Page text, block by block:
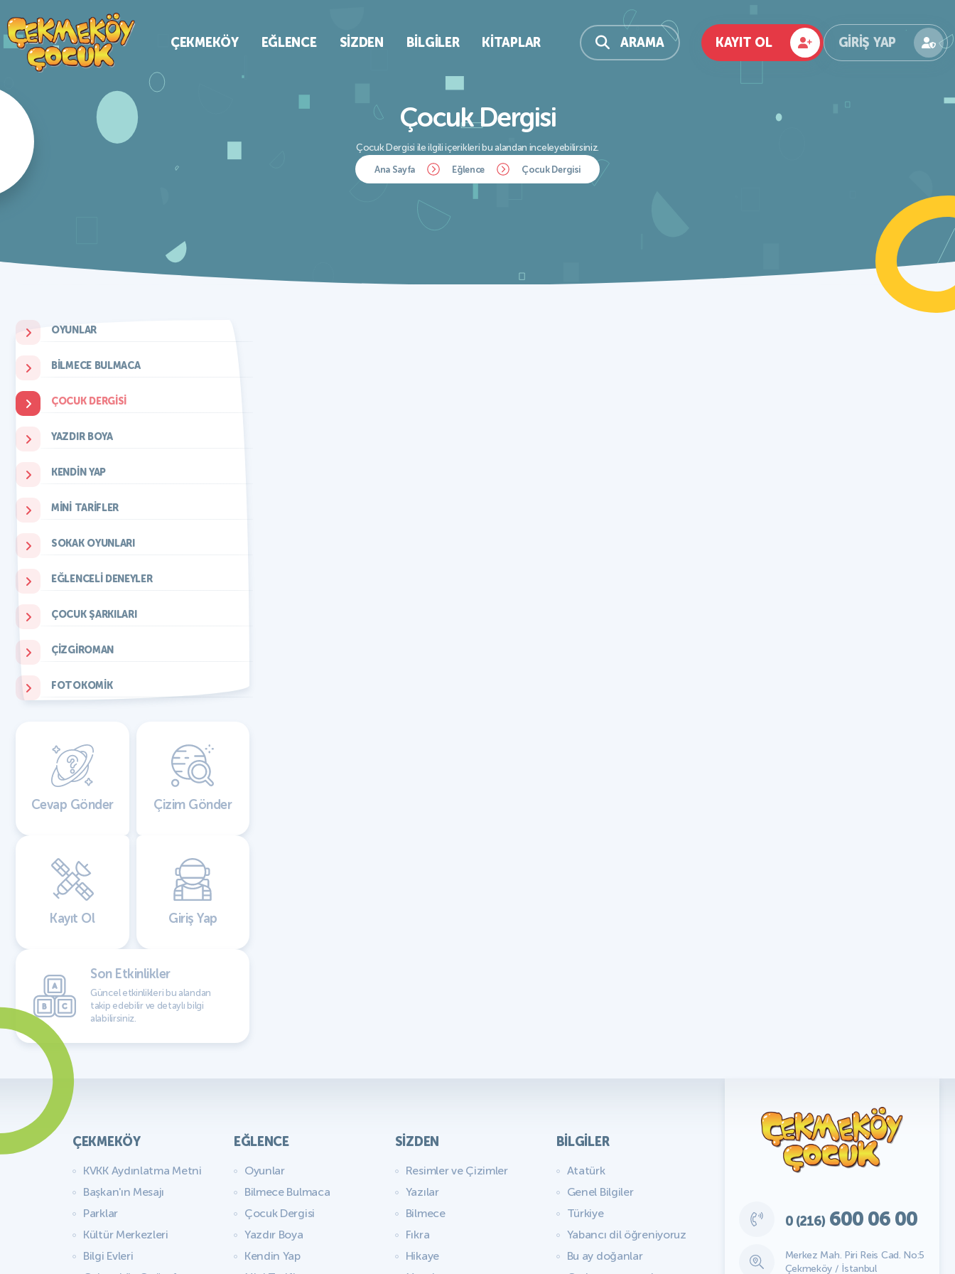
ÇEKMEKÖY EĞLENCE SIZDEN BILGILER KITAPLAR ARAMA KAYIT OL GIRIŞ YAP
Çocuk Dergisi
Çocuk Dergisi ile ilgili içerikleri bu alandan inceleyebilirsiniz.
Ana Sayfa Eğlence Çocuk Dergisi
OYUNLAR
BILMECE BULMACA
ÇOCUK DERGISI
YAZDIR BOYA
KENDIN YAP
MINI TARIFLER
SOKAK OYUNLARI
EĞLENCELI DENEYLER
ÇOCUK ŞARKILARI
ÇIZGIROMAN
FOTOKOMIK
Cevap Gönder Çizim Gönder
Kayıt Ol Giriş Yap
Son Etkinlikler
Güncel etkinlikleri bu alandan
takip edebilir ve detaylı bilgi
alabilirsiniz.
ÇEKMEKÖY
KVKK Aydınlatma Metni
Başkan'ın Mesajı
Parklar
Kültür Merkezleri
Bilgi Evleri
EĞLENCE
Oyunlar
Bilmece Bulmaca
Çocuk Dergisi
Yazdır Boya
Kendin Yap
SIZDEN
Resimler ve Çizimler
Yazılar
Bilmece
Fıkra
Hikaye
BILGILER
Atatürk
Genel Bilgiler
Türkiye
Yabancı dil öğreniyoruz
Bu ay doğanlar
0 (216) 600 06 00
Merkez Mah. Piri Reis Cad. No:5
Çekmeköy / İstanbul